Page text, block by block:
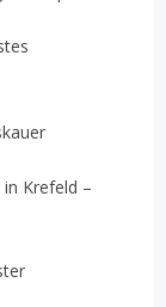
Krefeld –